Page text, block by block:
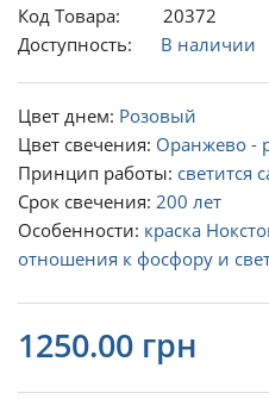
Код Товара: 20372
Доступность: В наличии
Цвет днем: Розовый
Цвет свечения: Оранжево -
Принцип работы: светится
Срок свечения: 200 лет
Особенности: краска
отношения к фосфору и
1250.00 грн